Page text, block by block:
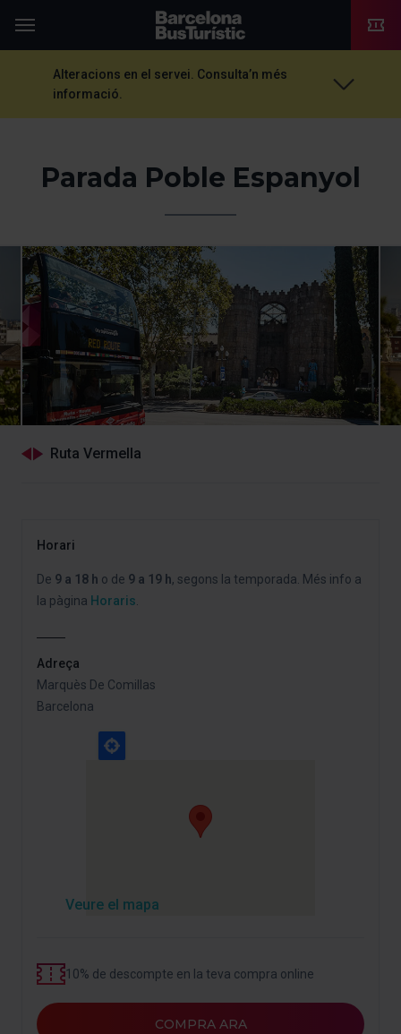
TMB-OCI
Alteracions en el servei. Consulta’n més
informació.
Parada Poble Espanyol
Ruta Vermella
Horari
De 9 a 18 h o de 9 a 19 h, segons la temporada. Més info a
la pàgina Horaris
Adreça
Marquès De Comillas
Barcelona
Veure el mapa
10% de descompte en la teva compra online
COMPRA ARA